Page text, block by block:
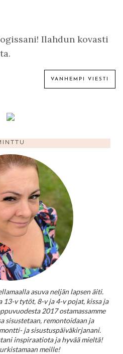
Ilahdun kovasti
VANHEMPI VIESTI
asuva neljän lapsen äiti.
13-v tytöt, 8-v ja 4-v pojat, kissa ja
2017 ostamassamme
sisustetaan, remontoidaan ja
ja sisustuspäiväkirjanani.
inspiraatiota ja hyvää mieltä!
meille!